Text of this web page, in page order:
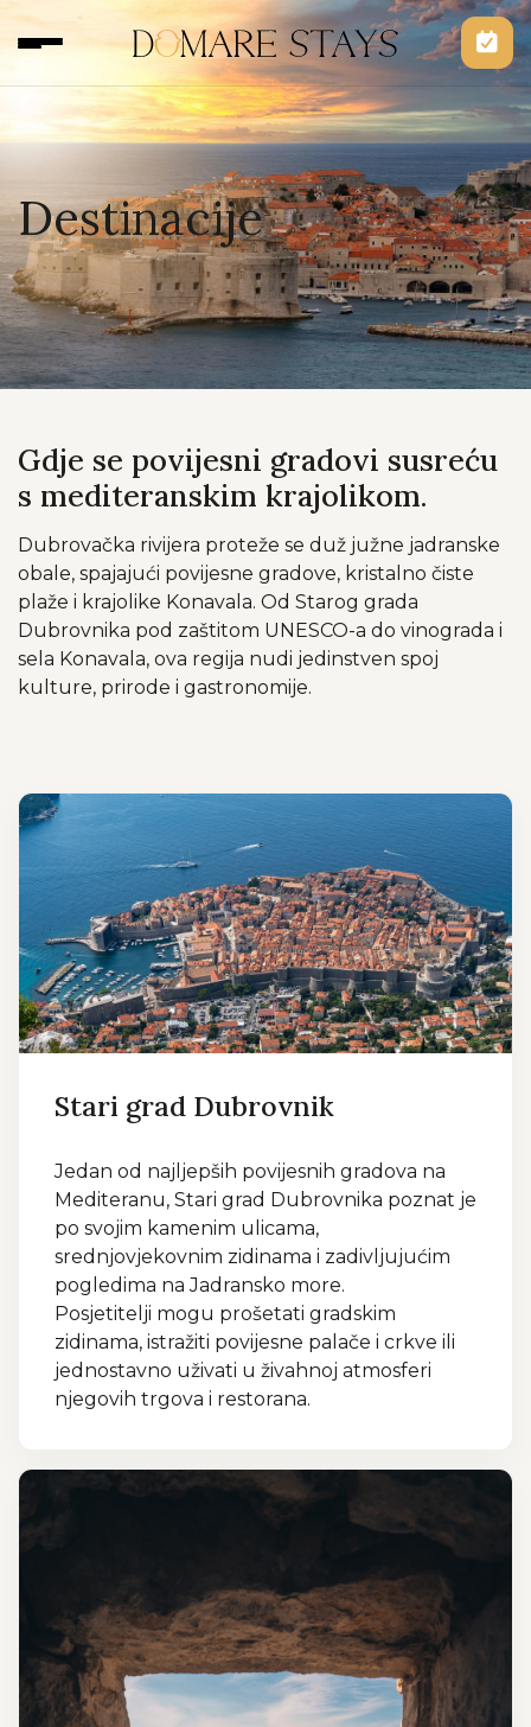
Skip to content
Skip to footer
Destinacije
Gdje se povijesni gradovi susreću
s mediteranskim krajolikom.
Dubrovačka rivijera proteže se duž južne jadranske
obale, spajajući povijesne gradove, kristalno čiste
plaže i krajolike Konavala. Od Starog grada
Dubrovnika pod zaštitom UNESCO-a do vinograda i
sela Konavala, ova regija nudi jedinstven spoj
kulture, prirode i gastronomije.
Stari grad Dubrovnik
Jedan od najljepših povijesnih gradova na
Mediteranu, Stari grad Dubrovnika poznat je
po svojim kamenim ulicama,
srednjovjekovnim zidinama i zadivljujućim
pogledima na Jadransko more.
Posjetitelji mogu prošetati gradskim
zidinama, istražiti povijesne palače i crkve ili
jednostavno uživati u živahnoj atmosferi
njegovih trgova i restorana.